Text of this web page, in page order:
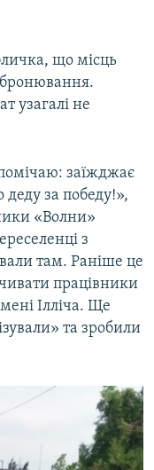
що місць
узагалі не
заїжджає
деду за победу!»,
«Волни»
з
там. Раніше це
працівники
Ілліча. Ще
та зробили